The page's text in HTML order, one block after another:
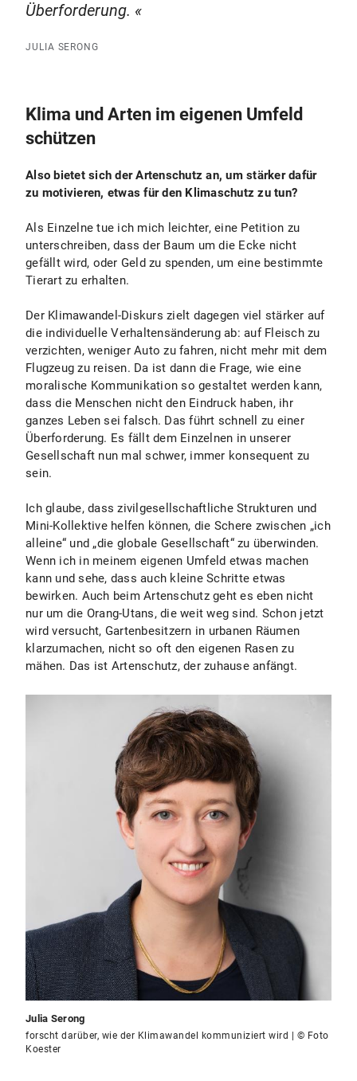
Überforderung.
JULIA SERONG
Klima und Arten im eigenen Umfeld
schützen
Also bietet sich der Artenschutz an, um stärker dafür
zu motivieren, etwas für den Klimaschutz zu tun?
Als Einzelne tue ich mich leichter, eine Petition zu
unterschreiben, dass der Baum um die Ecke nicht
gefällt wird, oder Geld zu spenden, um eine bestimmte
Tierart zu erhalten.
Der Klimawandel-Diskurs zielt dagegen viel stärker auf
die individuelle Verhaltensänderung ab: auf Fleisch zu
verzichten, weniger Auto zu fahren, nicht mehr mit dem
Flugzeug zu reisen. Da ist dann die Frage, wie eine
moralische Kommunikation so gestaltet werden kann,
dass die Menschen nicht den Eindruck haben, ihr
ganzes Leben sei falsch. Das führt schnell zu einer
Überforderung. Es fällt dem Einzelnen in unserer
Gesellschaft nun mal schwer, immer konsequent zu
sein.
Ich glaube, dass zivilgesellschaftliche Strukturen und
Mini-Kollektive helfen können, die Schere zwischen „ich
alleine“ und „die globale Gesellschaft“ zu überwinden.
Wenn ich in meinem eigenen Umfeld etwas machen
kann und sehe, dass auch kleine Schritte etwas
bewirken. Auch beim Artenschutz geht es eben nicht
nur um die Orang-Utans, die weit weg sind. Schon jetzt
wird versucht, Gartenbesitzern in urbanen Räumen
klarzumachen, nicht so oft den eigenen Rasen zu
mähen. Das ist Artenschutz, der zuhause anfängt.
Julia Serong
forscht darüber, wie der Klimawandel kommuniziert wird | © Foto
Koester